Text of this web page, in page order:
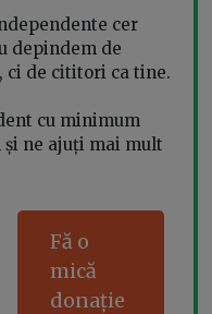
cer
depindem de
ci de cititori ca tine.
cu minimum
și ne ajuți mai mult
Fă o
mică
donație